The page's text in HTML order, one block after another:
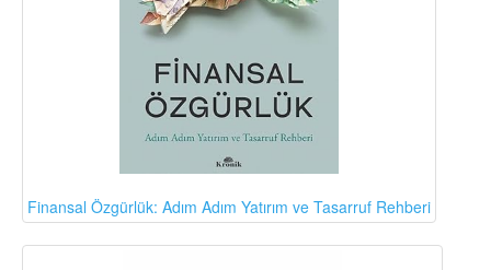
Finansal Özgürlük: Adım Adım Yatırım ve Tasarruf Rehberi